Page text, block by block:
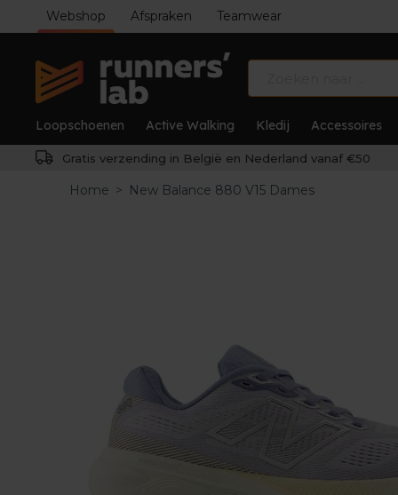
Webshop Afspraken Teamwear
Loopschoenen Active Walking Kledij Accessoires
Gratis verzending in België en Nederland vanaf €50
Home > New Balance 880 V15 Dames